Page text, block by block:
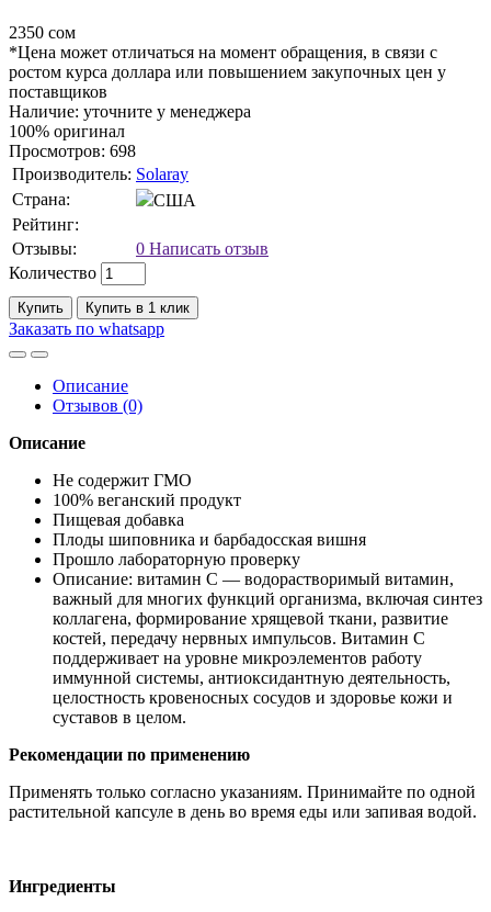
2350 сом
*Цена может отличаться на момент обращения, в связи с
ростом курса доллара или повышением закупочных цен у
поставщиков
Наличие: уточните у менеджера
100% оригинал
Просмотров: 698
Производитель: Solaray
Страна:
США
Рейтинг:
Отзывы:
0 Написать отзыв
Количество
Купить Купить в 1 клик
Заказать по whatsapp
Описание
Отзывов (0)
Описание
Не содержит ГМО
100% веганский продукт
Пищевая добавка
Плоды шиповника и барбадосская вишня
Прошло лабораторную проверку
Описание: витамин C — водорастворимый витамин,
важный для многих функций организма, включая синтез
коллагена, формирование хрящевой ткани, развитие
костей, передачу нервных импульсов. Витамин C
поддерживает на уровне микроэлементов работу
иммунной системы, антиоксидантную деятельность,
целостность кровеносных сосудов и здоровье кожи и
суставов в целом.
Рекомендации по применению
Применять только согласно указаниям. Принимайте по одной
растительной капсуле в день во время еды или запивая водой.
Ингредиенты